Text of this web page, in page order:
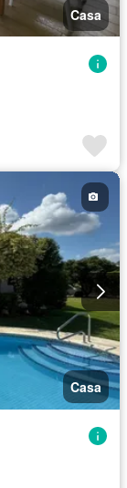
Casa
Casa